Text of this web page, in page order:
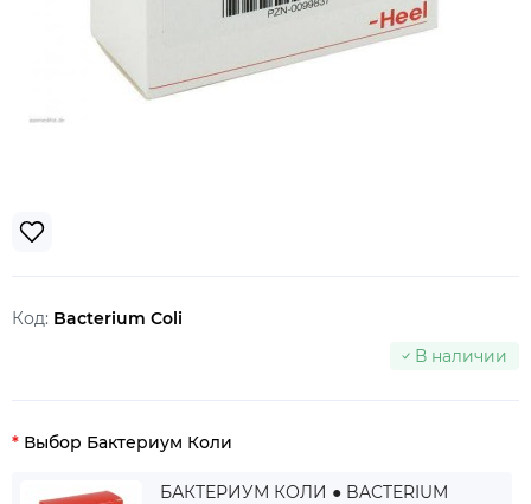
Код: Bacterium Coli
В наличии
Выбор Бактериум Коли
БАКТЕРИУМ КОЛИ ● BACTERIUM